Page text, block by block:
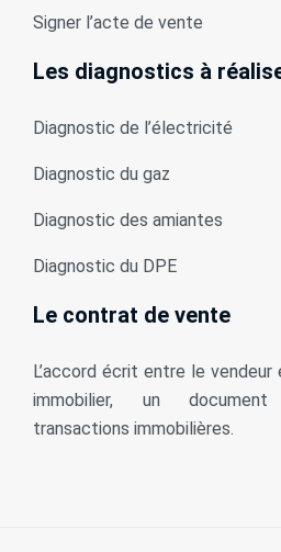
Signer l’acte de vente
Les diagnostics à
Diagnostic de l’électricité
Diagnostic du gaz
Diagnostic des amiantes
Diagnostic du DPE
Le contrat de vente
L’accord écrit entre le vendeur
immobilier, un
transactions immobilières.